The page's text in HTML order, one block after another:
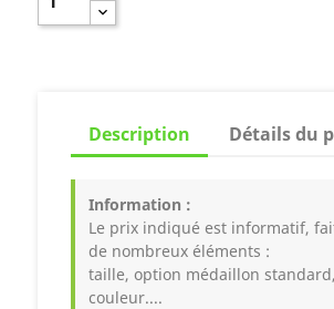
Description Détails du
Information :
Le prix indiqué est informatif,
de nombreux éléments :
taille, option médaillon
couleur....